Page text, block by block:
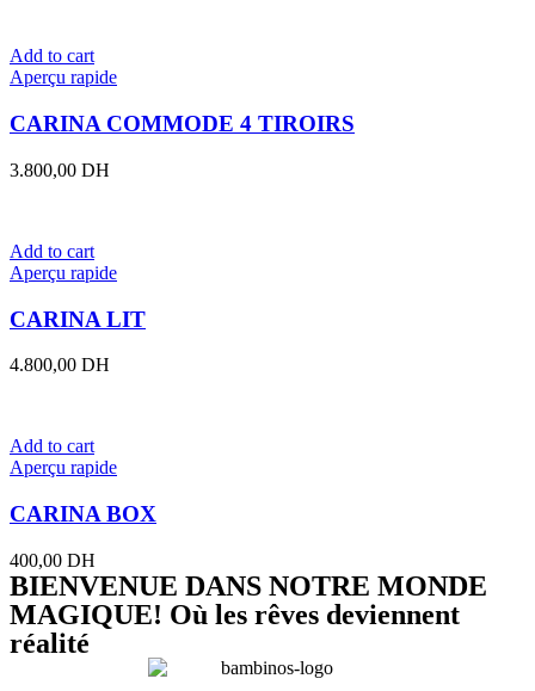
Add to cart
Aperçu rapide
CARINA COMMODE 4 TIROIRS
3.800,00 DH
Add to cart
Aperçu rapide
CARINA LIT
4.800,00 DH
Add to cart
Aperçu rapide
CARINA BOX
400,00 DH
BIENVENUE DANS NOTRE MONDE
MAGIQUE! Où les rêves deviennent
réalité